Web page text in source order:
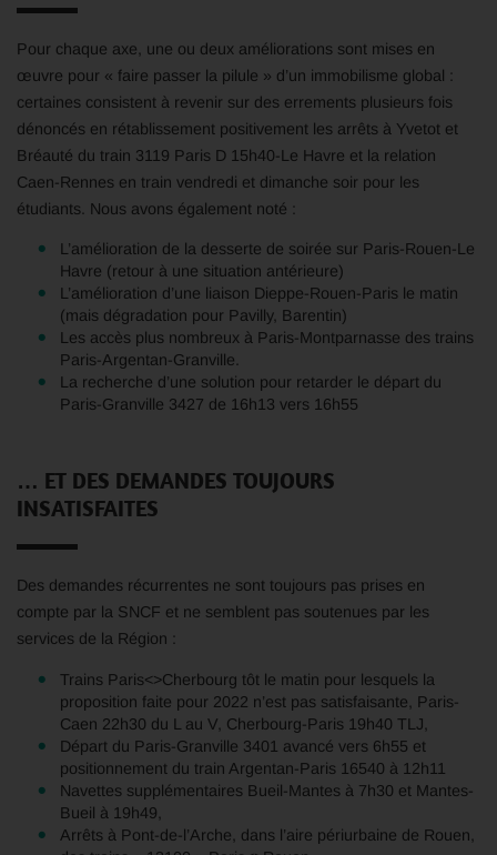
Pour chaque axe, une ou deux améliorations sont mises en
œuvre pour « faire passer la pilule » d’un immobilisme global :
certaines consistent à revenir sur des errements plusieurs fois
dénoncés en rétablissement positivement les arrêts à Yvetot et
Bréauté du train 3119 Paris D 15h40-Le Havre et la relation
Caen-Rennes en train vendredi et dimanche soir pour les
étudiants. Nous avons également noté :
L’amélioration de la desserte de soirée sur Paris-Rouen-Le
Havre (retour à une situation antérieure)
L’amélioration d’une liaison Dieppe-Rouen-Paris le matin
(mais dégradation pour Pavilly, Barentin)
Les accès plus nombreux à Paris-Montparnasse des trains
Paris-Argentan-Granville.
La recherche d’une solution pour retarder le départ du
Paris-Granville 3427 de 16h13 vers 16h55
… ET DES DEMANDES TOUJOURS
INSATISFAITES
Des demandes récurrentes ne sont toujours pas prises en
compte par la SNCF et ne semblent pas soutenues par les
services de la Région :
Trains Paris<>Cherbourg tôt le matin pour lesquels la
proposition faite pour 2022 n’est pas satisfaisante, Paris-
Caen 22h30 du L au V, Cherbourg-Paris 19h40 TLJ,
Départ du Paris-Granville 3401 avancé vers 6h55 et
positionnement du train Argentan-Paris 16540 à 12h11
Navettes supplémentaires Bueil-Mantes à 7h30 et Mantes-
Bueil à 19h49,
Arrêts à Pont-de-l’Arche, dans l’aire périurbaine de Rouen,